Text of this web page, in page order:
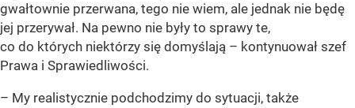
gwałtownie przerwana, tego nie wiem, ale jednak nie będę
jej przerywał. Na pewno nie były to sprawy te,
co do których niektórzy się domyślają – kontynuował szef
Prawa i Sprawiedliwości.
– My realistycznie podchodzimy do sytuacji, także